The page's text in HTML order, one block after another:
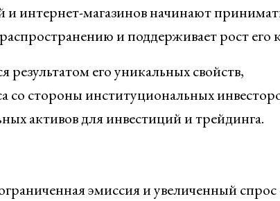
интернет-магазинов начинают
и поддерживает рост его
его уникальных свойств,
со стороны институциональных
активов для инвестиций и трейдинга.
эмиссия и увеличенный спрос